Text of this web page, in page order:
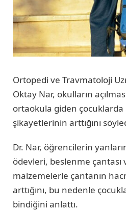
Ortopedi ve Travmatoloji
Oktay Nar, okulların
ortaokula giden çocuklarda
şikayetlerinin arttığını
Dr. Nar, öğrencilerin
ödevleri, beslenme çantası
malzemelerle çantanın
arttığını, bu nedenle
bindiğini anlattı.